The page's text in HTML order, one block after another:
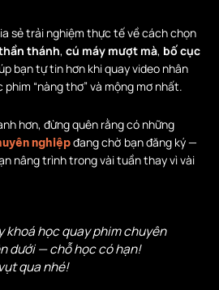
sẻ trải nghiệm thực tế về cách chọn
thánh, cú máy mượt mà, bố cục
bạn tự tin hơn khi quay video nhân
“nàng thơ” và mộng mơ nhất.
hơn, đừng quên rằng có những
nghiệpđang chờ bạn đăng ký —
nâng trình trong vài tuần thay vì vài
khoá học quay phim chuyên
dưới — chỗ học có hạn!
qua nhé!